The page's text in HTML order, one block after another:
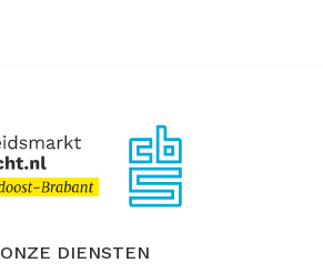
ONZE DIENSTEN